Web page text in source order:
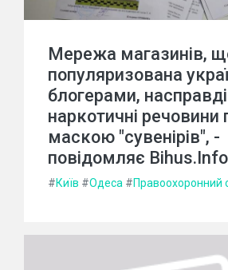
Мережа магазинів,
популяризована
блогерами,
наркотичні речовини
маскою "сувенірів", -
повідомляє
#Київ #Одеса #Правоохоронний